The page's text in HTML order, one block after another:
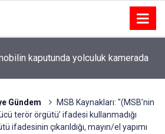
24 kişiyi yakaladı
Gündem
MSB Kaynakları: "(MSB’nin
terör örgütü’ ifadesi kullanmadığı
ifadesinin çıkarıldığı, mayın/el yapımı